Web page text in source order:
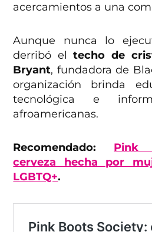
acercamientos a una
Aunque nunca lo
derribó eltecho de
Bryant, fundadora de
organización brinda
tecnológica e
afroamericanas.
Recomendado: Pink
cerveza hecha por
LGBTQ+.